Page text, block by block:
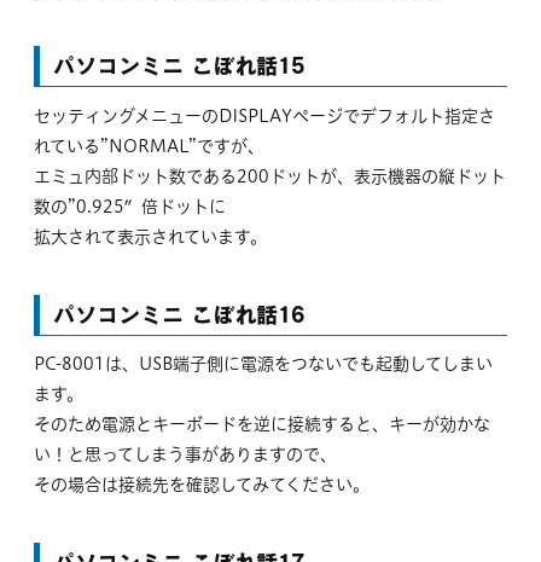
パソコンミニ こぼれ話15
セッティングメニューのDISPLAYページでデフォルト指定さ
れている”NORMAL”ですが、
エミュ内部ドット数である200ドットが、表示機器の縦ドット
数の”0.925″倍ドットに
拡大されて表示されています。
パソコンミニ こぼれ話16
PC-8001は、USB端子側に電源をつないでも起動してしまい
ます。
そのため電源とキーボードを逆に接続すると、キーが効かな
い！と思ってしまう事がありますので、
その場合は接続先を確認してみてください。